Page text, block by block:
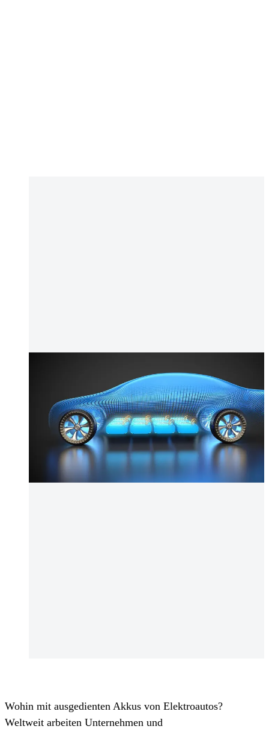
Wohin mit ausgedienten Akkus von Elektroautos?
Weltweit arbeiten Unternehmen und